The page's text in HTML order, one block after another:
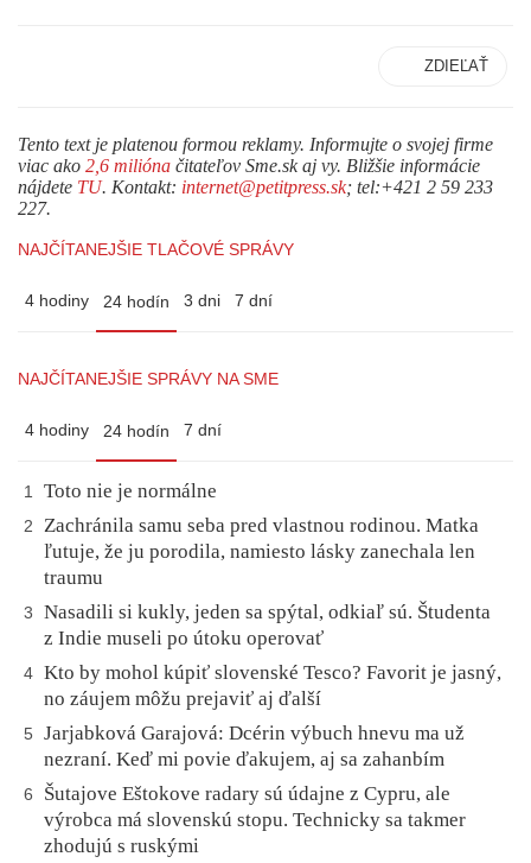
ZDIEĽAŤ
Tento text je platenou formou reklamy. Informujte o svojej firme
viac ako 2,6 milióna čitateľov Sme.sk aj vy. Bližšie informácie
nájdete TU. Kontakt: internet@petitpress.sk; tel:+421 2 59 233
227.
NAJČÍTANEJŠIE TLAČOVÉ SPRÁVY
4 hodiny 24 hodín 3 dni 7 dní
NAJČÍTANEJŠIE SPRÁVY NA SME
4 hodiny 24 hodín 7 dní
1 Toto nie je normálne
2
Zachránila samu seba pred vlastnou rodinou. Matka
ľutuje, že ju porodila, namiesto lásky zanechala len
traumu
3
Nasadili si kukly, jeden sa spýtal, odkiaľ sú. Študenta
z Indie museli po útoku operovať
4 Kto by mohol kúpiť slovenské Tesco? Favorit je jasný,
no záujem môžu prejaviť aj ďalší
5
Jarjabková Garajová: Dcérin výbuch hnevu ma už
nezraní. Keď mi povie ďakujem, aj sa zahanbím
6
Šutajove Eštokove radary sú údajne z Cypru, ale
výrobca má slovenskú stopu. Technicky sa takmer
zhodujú s ruskými